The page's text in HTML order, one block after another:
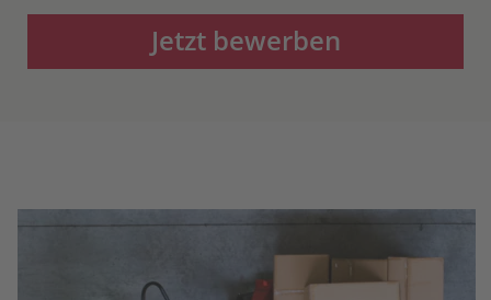
Jetzt bewerben